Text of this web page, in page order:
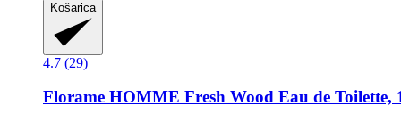
Košarica
4.7 (29)
Florame HOMME Fresh Wood Eau de Toilette,